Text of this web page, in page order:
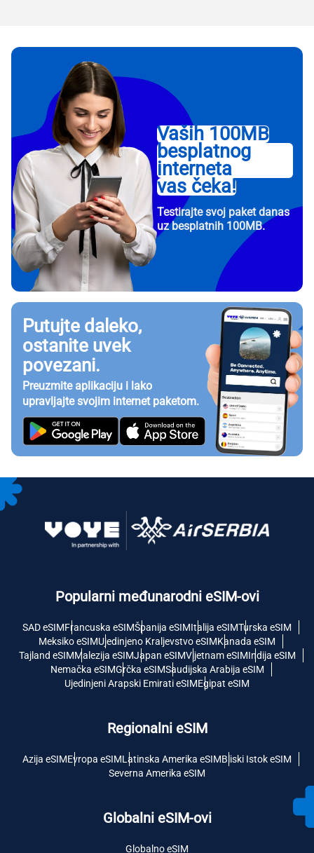
Vaših 100MB
besplatnog
interneta
vas čeka!
Testirajte svoj paket danas
uz besplatnih 100MB.
Putujte daleko,
ostanite uvek
povezani.
Preuzmite aplikaciju i lako
upravljajte svojim internet paketom.
Popularni međunarodni eSIM-ovi
SAD eSIMFrancuska eSIMŠpanija eSIMItalija eSIMTurska eSIM
Meksiko eSIMUjedinjeno Kraljevstvo eSIMKanada eSIM
Tajland eSIMMalezija eSIMJapan eSIMVijetnam eSIMIndija eSIM
Nemačka eSIMGrčka eSIMSaudijska Arabija eSIM
Ujedinjeni Arapski Emirati eSIMEgipat eSIM
Regionalni eSIM
Azija eSIMEvropa eSIMLatinska Amerika eSIMBliski Istok eSIM
Severna Amerika eSIM
Globalni eSIM-ovi
Globalno eSIM